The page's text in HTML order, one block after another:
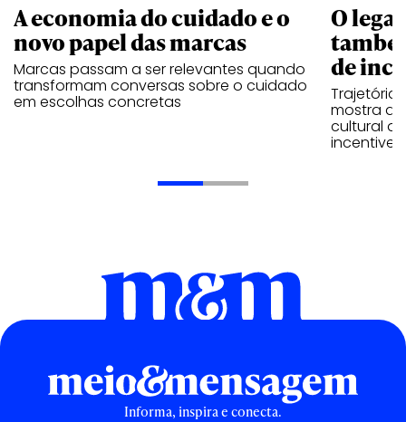
A economia do cuidado e o
novo papel das marcas
Marcas passam a ser relevantes quando
transformam conversas sobre o cuidado
em escolhas concretas
O
de
Trajetória
mostra
cultural
incentive
Informa, inspira e conecta.